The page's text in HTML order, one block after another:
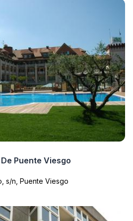
Puente Viesgo
s/n, Puente Viesgo